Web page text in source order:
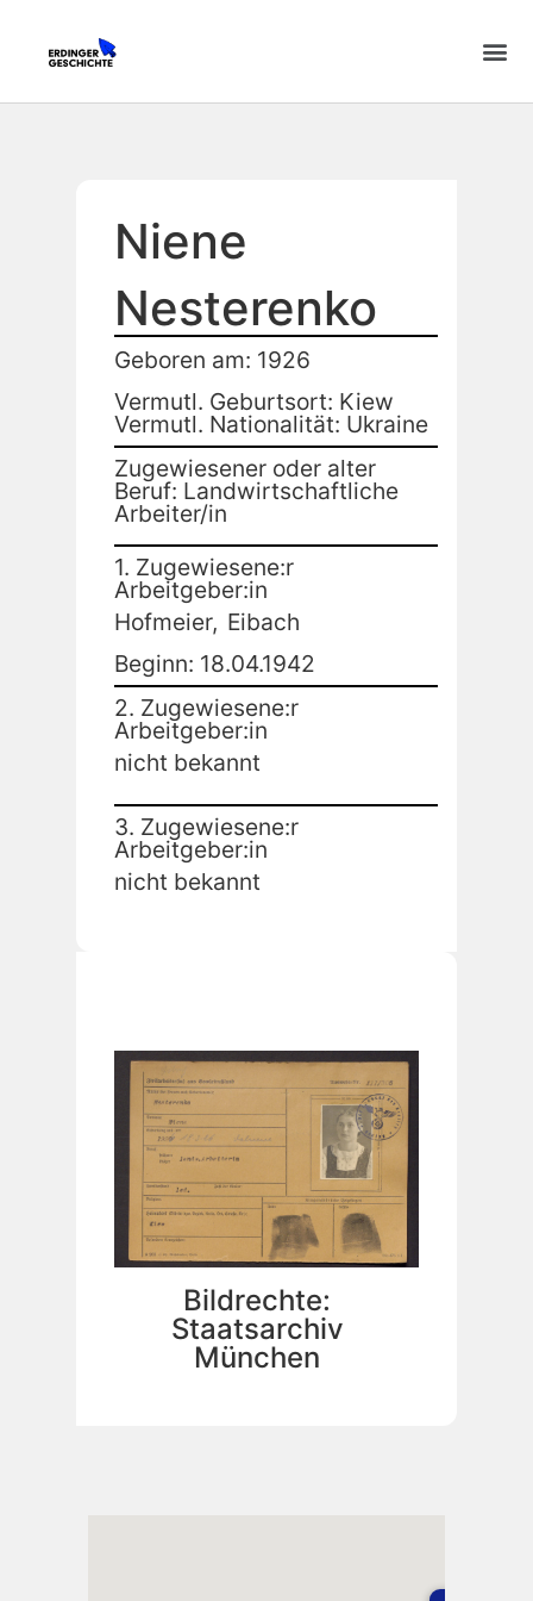
Niene
Nesterenko
Geboren am: 1926
Vermutl. Geburtsort: Kiew
Vermutl. Nationalität: Ukraine
Zugewiesener oder alter
Beruf: Landwirtschaftliche
Arbeiter/in
1. Zugewiesene:r
Arbeitgeber:in
Hofmeier, Eibach
Beginn: 18.04.1942
2. Zugewiesene:r
Arbeitgeber:in
nicht bekannt
3. Zugewiesene:r
Arbeitgeber:in
nicht bekannt
Bildrechte:
Staatsarchiv
München